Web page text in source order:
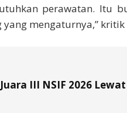
perawatan. Itu
mengaturnya,”
III NSIF 2026